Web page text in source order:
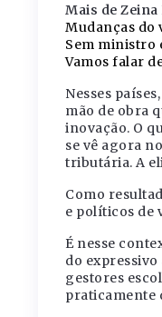
Mais de
Mudanças do
Sem ministro
Vamos falar
Nesses
mão de obra
inovação. O
se vê agora
tributária. A
Como
e políticos de
É nesse
do
gestores
praticamente